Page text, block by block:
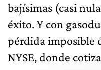
bajísimas (casi
éxito. Y con
pérdida imposible
NYSE, donde